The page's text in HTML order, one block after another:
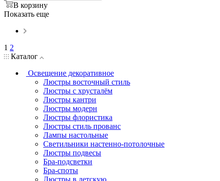
В корзину
Показать еще
1 2
Каталог
Освещение декоративное
Люстры восточный стиль
Люстры с хрусталём
Люстры кантри
Люстры модерн
Люстры флористика
Люстры стиль прованс
Лампы настольные
Светильники настенно-потолочные
Люстры подвесы
Бра-подсветки
Бра-споты
Люстры в детскую